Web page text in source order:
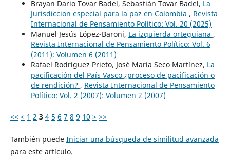
Brayan Dario Tovar Badel, Sebastián Tovar Badel, La
Jurisdiccion especial para la paz en Colombia , Revista
Internacional de Pensamiento Político: Vol. 20 (2025)
Manuel Jesús López-Baroni, La izquierda orteguiana ,
Revista Internacional de Pensamiento Político: Vol. 6
(2011): Volumen 6 (2011)
Rafael Rodríguez Prieto, José María Seco Martínez, La
pacificación del País Vasco ¿proceso de pacificación o
de rendición? , Revista Internacional de Pensamiento
Político: Vol. 2 (2007): Volumen 2 (2007)
<< < 1 2 3 4 5 6 7 8 9 10 > >>
También puede Iniciar una búsqueda de similitud avanzada
para este artículo.